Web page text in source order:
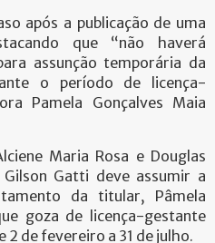
após a publicação de uma
que “não haverá
assunção temporária da
o período de licença-
Pamela Gonçalves Maia
Maria Rosa e Douglas
Gatti deve assumir a
da titular, Pâmela
goza de licença-gestante
2 de fevereiro a 31 de julho.